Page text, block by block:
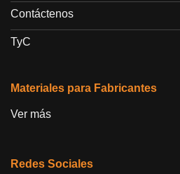
Contáctenos
TyC
Materiales para Fabricantes
Ver más
Redes Sociales